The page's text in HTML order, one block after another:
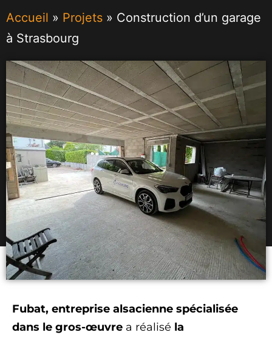
Accueil » Projets » Construction d’un garage
à Strasbourg
Fubat, entreprise alsacienne spécialisée
dans le gros-œuvre a réalisé la